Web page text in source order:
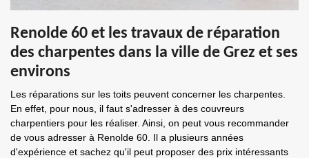
Renolde 60 et les travaux de réparation
des charpentes dans la ville de Grez et ses
environs
Les réparations sur les toits peuvent concerner les charpentes.
En effet, pour nous, il faut s'adresser à des couvreurs
charpentiers pour les réaliser. Ainsi, on peut vous recommander
de vous adresser à Renolde 60. Il a plusieurs années
d'expérience et sachez qu'il peut proposer des prix intéressants